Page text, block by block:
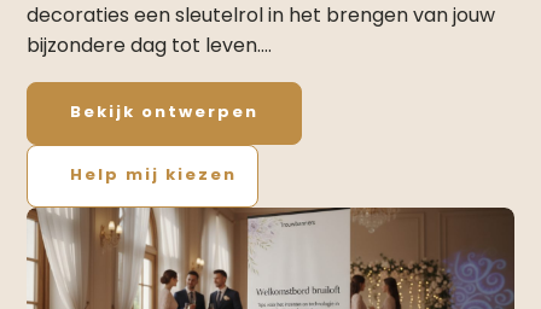
decoraties een sleutelrol in het brengen van jouw
bijzondere dag tot leven.…
Bekijk ontwerpen
Help mij kiezen